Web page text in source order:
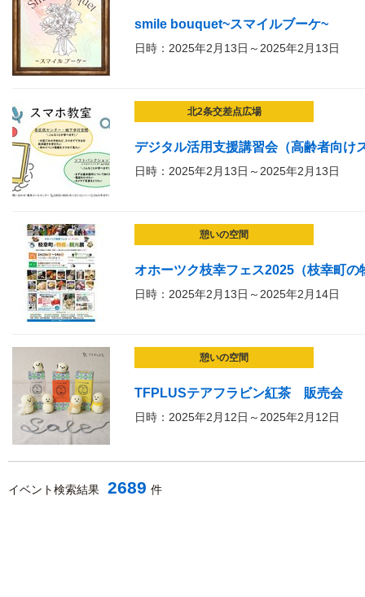
smile bouquet~スマイルブーケ~
日時：2025年2月13日～2025年2月13日
北2条交差点広場
デジタル活用支援講習会（高齢者向け
日時：2025年2月13日～2025年2月13日
憩いの空間
オホーツク枝幸フェス2025（枝幸町の
日時：2025年2月13日～2025年2月14日
憩いの空間
TFPLUSテアフラビン紅茶 販売会
日時：2025年2月12日～2025年2月12日
イベント検索結果 2689 件